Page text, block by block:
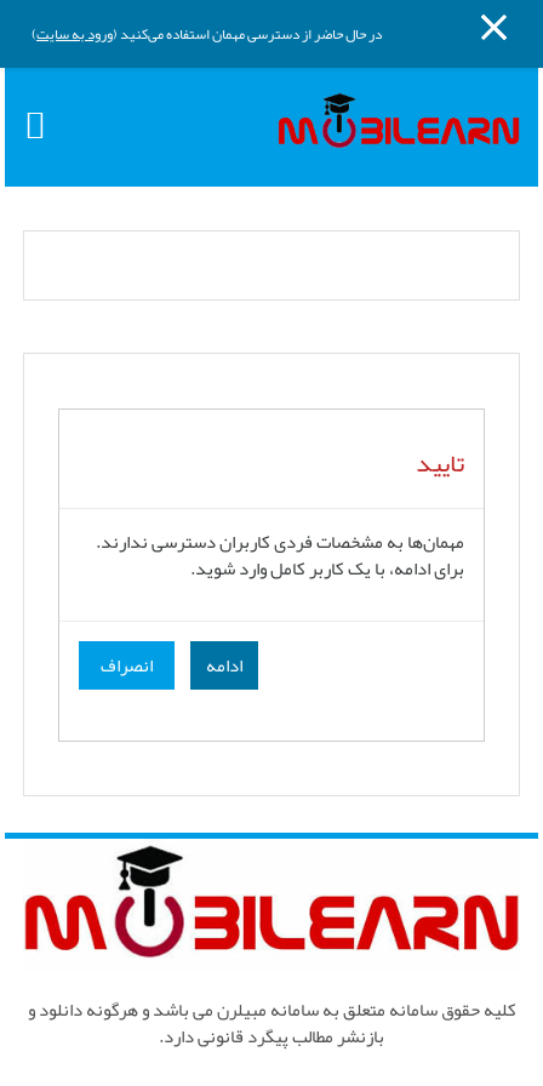
پرش به محتوای اصلی
پنل کناری در حال حاضر از دسترسی مهمان استفاده می‌کنید (ورود به سایت)
تایید
مهمان‌ها به مشخصات فردی کاربران دسترسی ندارند.
برای ادامه، با یک کاربر کامل وارد شوید.
ادامه انصراف
کلیه حقوق سامانه متعلق به سامانه مبیلرن می باشد و هرگونه دانلود و
بازنشر مطالب پیگرد قانونی دارد.